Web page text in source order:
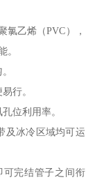
氯乙烯（PVC），
。
行。
位利用率。
及冰冷区域均可运
可完结管子之间衔